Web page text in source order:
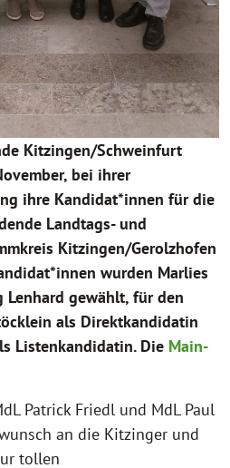
Kitzingen/Schweinfurt
bei ihrer
ihre Kandidat*innen für die
Landtags- und
Kitzingen/Gerolzhofen
wurden Marlies
Lenhard gewählt, für den
als Direktkandidatin
Listenkandidatin. Die Main-
Patrick Friedl und MdL Paul
an die Kitzinger und
tollen